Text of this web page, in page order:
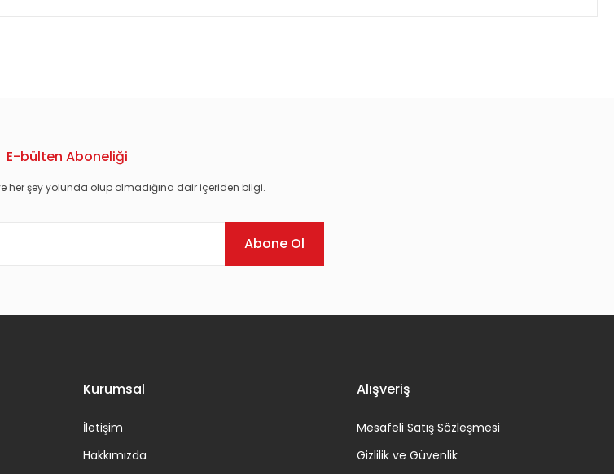
E-bülten Aboneliği
her şey yolunda olup olmadığına dair içeriden bilgi.
Abone Ol
Kurumsal
İletişim
Hakkımızda
Alışveriş
Mesafeli Satış Sözleşmesi
Gizlilik ve Güvenlik